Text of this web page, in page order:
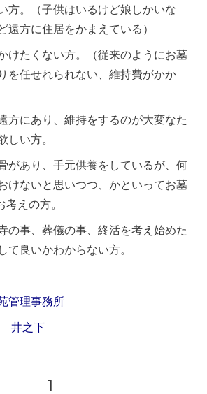
方。（子供はいるけど娘しかいな
遠方に住居をかまえている）
けたくない方。（従来のようにお墓
を任せれられない、維持費がかか
方にあり、維持をするのが大変なた
しい方。
があり、手元供養をしているが、何
けないと思いつつ、かといってお墓
えの方。
の事、葬儀の事、終活を考え始めた
て良いかわからない方。
管理事務所
井之下
1